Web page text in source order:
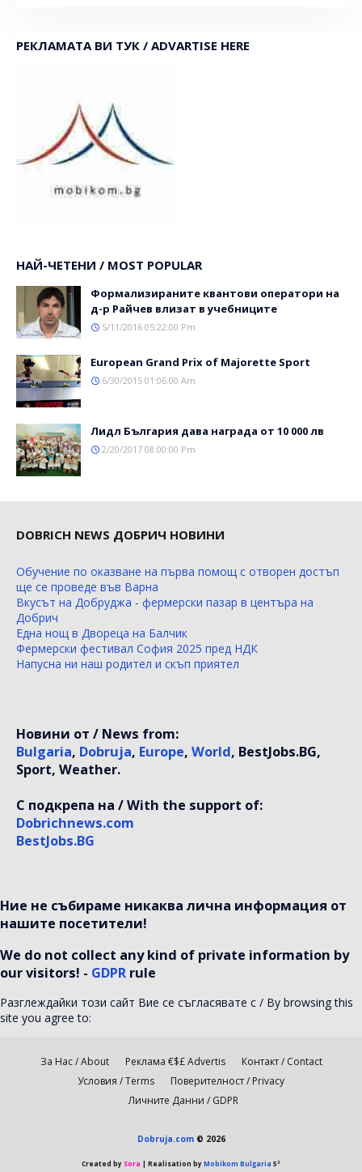
РЕКЛАМАТА ВИ ТУК / ADVARTISE HERE
НАЙ-ЧЕТЕНИ / MOST POPULAR
Формализираните квантови оператори на
д-р Райчев влизат в учебниците
5/11/2016 05:22:00 Pm
Еuropean Grand Prix of Majorette Sport
6/30/2015 01:06:00 Am
Лидл България дава награда от 10 000 лв
2/20/2017 08:00:00 Pm
DOBRICH NEWS ДОБРИЧ НОВИНИ
Обучение по оказване на първа помощ с отворен достъп
ще се проведе във Варна
Вкусът на Добруджа - фермерски пазар в центъра на
Добрич
Една нощ в Двореца на Балчик
Фермерски фестивал София 2025 пред НДК
Напусна ни наш родител и скъп приятел
Новини от / News from:
Bulgaria, Dobruja, Europe, World, BestJobs.BG,
Sport, Weather.
С подкрепа на / With the support of:
Dobrichnews.com
BestJobs.BG
Ние не събираме никаква лична информация от
нашите посетители!
We do not collect any kind of private information by
our visitors! - GDPR rule
Разглеждайки този сайт Вие се съгласявате с / By browsing this
site you agree to:
За Нас / About Реклама €$£ Advertis
Контакт / Contact
Условия / Terms
Поверителност / Privacy
Личните Данни / GDPR
Dobruja.com© 2026
Created by Sora | Realisation byMobikom Bulgaria 5³